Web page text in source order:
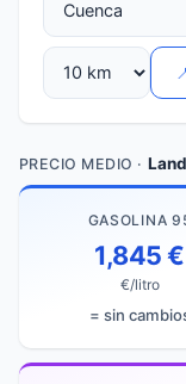
PRECIO MEDIO ·
GASOLINA
1,845 €
€/litro
= sin